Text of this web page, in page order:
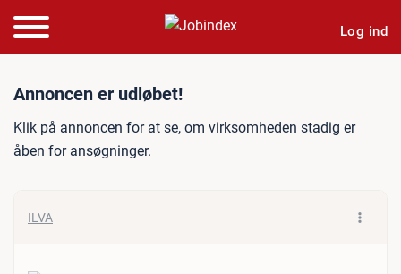
Log ind
Jobannonce:
Annoncen er udløbet!
Klik på annoncen for at se, om virksomheden stadig er
åben for ansøgninger.
ILVA